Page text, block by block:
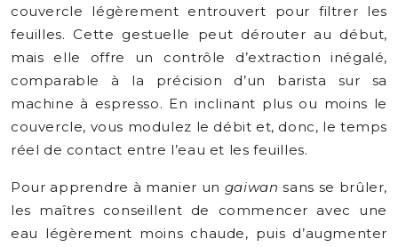
couvercle légèrement entrouvert pour filtrer les
feuilles. Cette gestuelle peut dérouter au début,
mais elle offre un contrôle d’extraction inégalé,
comparable à la précision d’un barista sur sa
machine à espresso. En inclinant plus ou moins le
couvercle, vous modulez le débit et, donc, le temps
réel de contact entre l’eau et les feuilles.
Pour apprendre à manier un gaiwan sans se brûler,
les maîtres conseillent de commencer avec une
eau légèrement moins chaude, puis d’augmenter